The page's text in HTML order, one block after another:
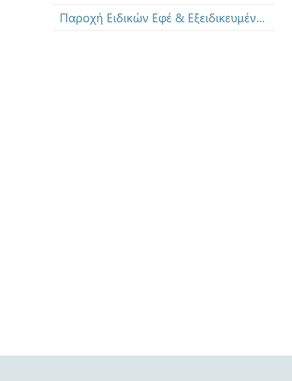
Παροχή Ειδικών Εφέ & Εξειδικευμένων Πυροτεχνημάτων